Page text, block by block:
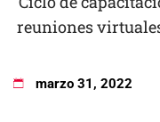
reuniones
marzo 31 , 2022